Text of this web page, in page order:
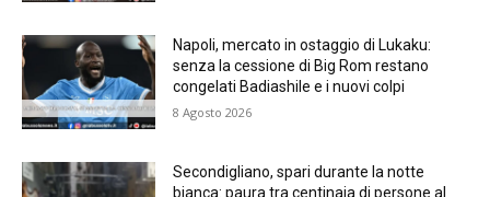
Napoli, mercato in ostaggio di Lukaku:
senza la cessione di Big Rom restano
congelati Badiashile e i nuovi colpi
8 Agosto 2026
Secondigliano, spari durante la notte
bianca: paura tra centinaia di persone al